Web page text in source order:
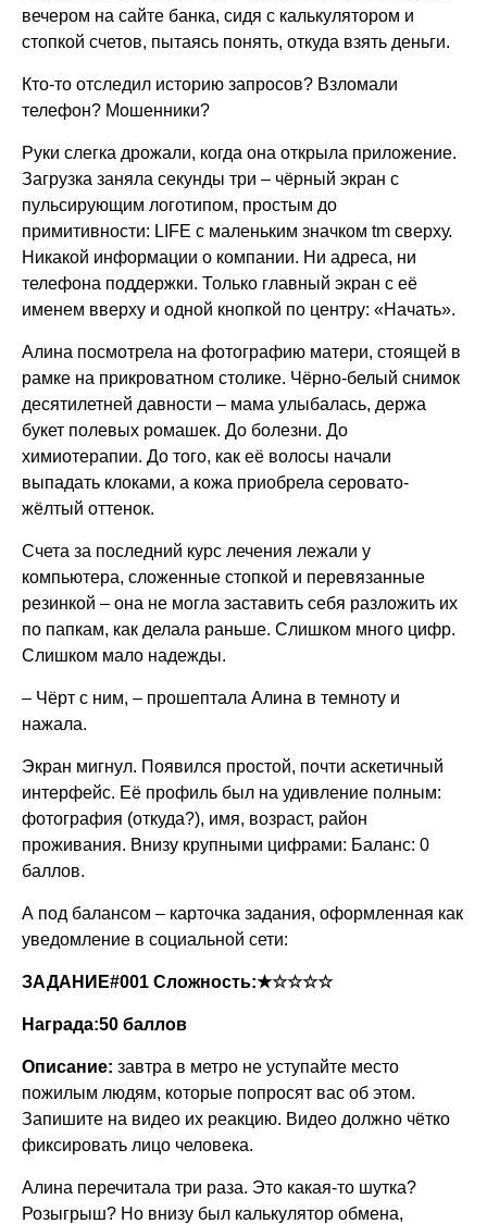
вечером на сайте банка, сидя с калькулятором и
стопкой счетов, пытаясь понять, откуда взять деньги.
Кто-то отследил историю запросов? Взломали
телефон? Мошенники?
Руки слегка дрожали, когда она открыла приложение.
Загрузка заняла секунды три – чёрный экран с
пульсирующим логотипом, простым до
примитивности: LIFE с маленьким значком tm сверху.
Никакой информации о компании. Ни адреса, ни
телефона поддержки. Только главный экран с её
именем вверху и одной кнопкой по центру: «Начать».
Алина посмотрела на фотографию матери, стоящей в
рамке на прикроватном столике. Чёрно-белый снимок
десятилетней давности – мама улыбалась, держа
букет полевых ромашек. До болезни. До
химиотерапии. До того, как её волосы начали
выпадать клоками, а кожа приобрела серовато-
жёлтый оттенок.
Счета за последний курс лечения лежали у
компьютера, сложенные стопкой и перевязанные
резинкой – она не могла заставить себя разложить их
по папкам, как делала раньше. Слишком много цифр.
Слишком мало надежды.
– Чёрт с ним, – прошептала Алина в темноту и
нажала.
Экран мигнул. Появился простой, почти аскетичный
интерфейс. Её профиль был на удивление полным:
фотография (откуда?), имя, возраст, район
проживания. Внизу крупными цифрами: Баланс: 0
баллов.
А под балансом – карточка задания, оформленная как
уведомление в социальной сети:
ЗАДАНИЕ#001 Сложность:★☆☆☆☆
Награда:50 баллов
Описание: завтра в метро не уступайте место
пожилым людям, которые попросят вас об этом.
Запишите на видео их реакцию. Видео должно чётко
фиксировать лицо человека.
Алина перечитала три раза. Это какая-то шутка?
Розыгрыш? Но внизу был калькулятор обмена,